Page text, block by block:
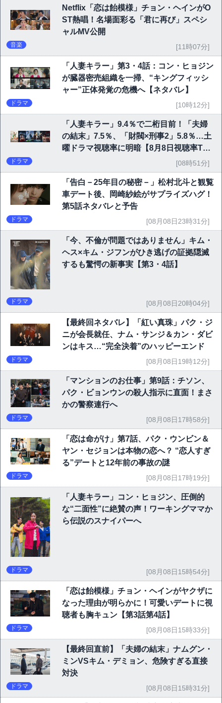
Netflix「恋は飴模様」チョン・ヘインがO
ST熱唱！名場面彩る「君に再び」スペシ
ャルMV公開
音楽 [11時07分]
「人妻キラー」第3・4話：コン・ヒョジン
が臓器密売組織を一掃、“キングフィッシ
ャー”正体発覚の危機へ【ネタバレ】
ドラマ [10時12分]
「人妻キラー」9.4％で二桁目前！「夫婦
の結末」7.5％、「財閥×刑事2」5.8％…土
曜ドラマ視聴率に明暗【8月8日視聴率TO
ドラマ [08時51分]
「告白－25年目の秘密－」松村北斗と観覧
車デート後、岡崎紗絵がサプライズハグ！
第5話ネタバレと予告
ドラマ [08月08日23時31分]
「今、不倫が問題ではありません」キム・
ヘス×キム・ジフンがひき逃げの証拠隠滅
するも驚愕の新事実【第3・4話】
ドラマ [08月08日20時04分]
【最終回ネタバレ】「紅い真珠」パク・ジ
ニが会長就任、ナム・サンジ＆カン・ダビ
ンはキス…“完全決着”のハッピーエンド
ドラマ [08月08日19時12分]
「マンションのお仕事」第9話：チソン、
パク・ビョンウンの殺人指示に直面！まさ
かの警察連行へ
ドラマ [08月08日17時58分]
「恋は命がけ」第7話、パク・ウンビン＆
ヤン・セジョンは本物の恋へ？ “恋人すぎ
る”デートと12年前の事故の謎
ドラマ [08月08日17時19分]
「人妻キラー」コン・ヒョジン、圧倒的
な“二面性”に絶賛の声！ワーキングママか
ら伝説のスナイパーへ
ドラマ [08月08日15時54分]
「恋は飴模様」チョン・ヘインがヤクザに
なった理由が明らかに！可愛いデートに視
聴者も胸キュン【第3話第4話】
ドラマ [08月08日15時33分]
【最終回直前】「夫婦の結末」ナムグン・
ミンVSキム・デミョン、危険すぎる直接
対決
ドラマ [08月08日15時31分]